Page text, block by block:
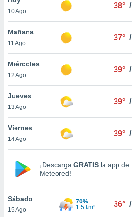
en
más
nuestra
de
aceptar
de
10 Ago
38° /
Mañana
11 Ago
37° /
Miércoles
12 Ago
39° /
Jueves
13 Ago
39° /
Viernes
14 Ago
39° /
¡Descarga GRATIS la app de
Meteored!
Sábado
15 Ago
70%
1.5 l/m²
36° /